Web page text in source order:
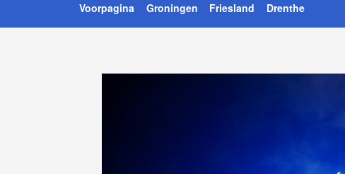
Voorpagina Groningen Friesland Drenthe